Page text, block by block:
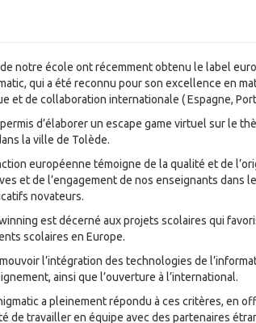
notre école ont récemment obtenu le label
qui a été reconnu pour son excellence en
et de collaboration internationale ( Espagne,
d’élaborer un escape game virtuel sur le
la ville de Tolède.
européenne témoigne de la qualité et de
et de l’engagement de nos enseignants dans
novateurs.
est décerné aux projets scolaires qui
scolaires en Europe.
l’intégration des technologies de
ainsi que l’ouverture à l’international.
a pleinement répondu à ces critères, en
de travailler en équipe avec des partenaires